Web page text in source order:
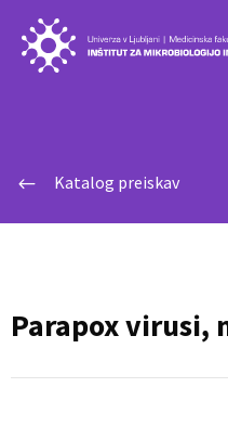
# Katalog preiskav
Parapox virusi,